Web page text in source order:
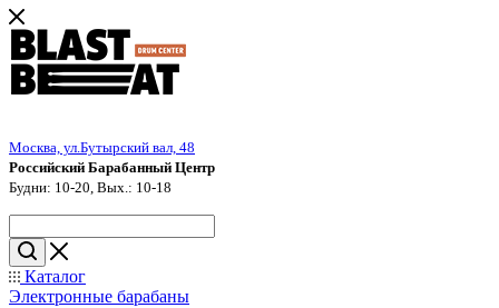
Москва, ул.Бутырский вал, 48
Российский Барабанный Центр
Будни: 10-20, Вых.: 10-18
Каталог
Электронные барабаны